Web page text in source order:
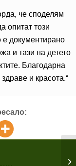
че споделям
опитат този
е документирано
и тази на детето
Благодарна
и красота.“